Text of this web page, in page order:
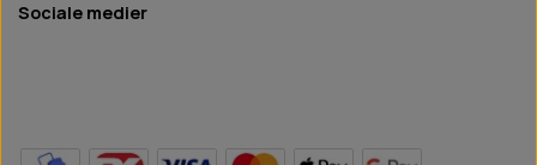
Sociale medier